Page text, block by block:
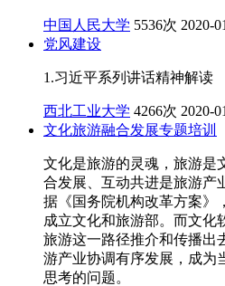
中国人民大学 5536次 2020-
党风建设
1.习近平系列讲话精神解读
西北工业大学 4266次 2020-
文化旅游融合发展专题培训
文化是旅游的灵魂，旅游是
合发展、互动共进是旅游产
据《国务院机构改革方案》
成立文化和旅游部。而文化
旅游这一路径推介和传播出
游产业协调有序发展，成为
思考的问题。